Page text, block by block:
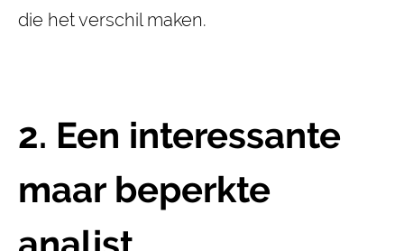
die het verschil maken.
2. Een interessante
maar beperkte